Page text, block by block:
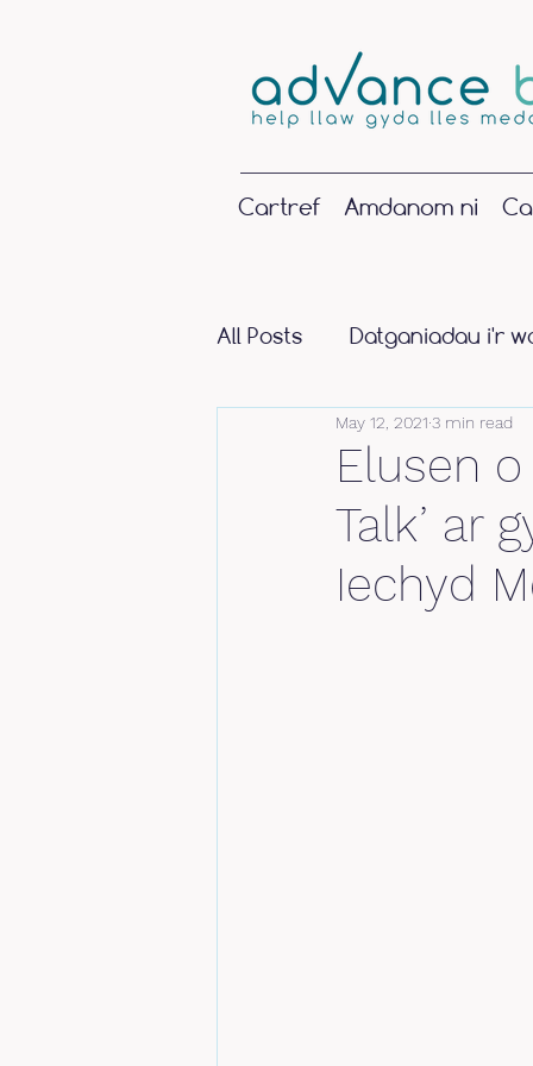
Cartref Amdanom ni
All Posts Datganiadau i'r
Elusen
Talk’ ar
Iechyd
May 12, 2021 3 min read